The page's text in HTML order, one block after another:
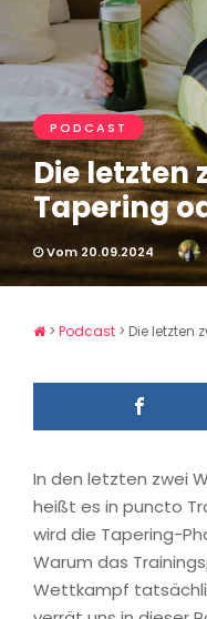
PODCAST
Die letzten
Tapering
Vom 20.09.2024
> Podcast > Die letzten
In den letzten zwei
heißt es in puncto
wird die Tapering-
Warum das
Wettkampf